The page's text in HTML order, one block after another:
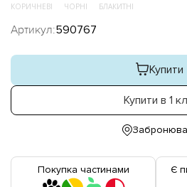
КОРИЧНЕВІ ЧОРНІ БЛАКИТНІ
Артикул:590767
Купити
Купити в 1
Покупка частинами Є